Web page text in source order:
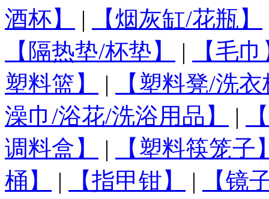
酒杯】
| 【烟灰缸/花瓶】
【隔热垫/杯垫】
|
【毛
塑料篮】
|
【塑料凳/洗
澡巾/浴花/洗浴用品】
|
调料盒】
|
【塑料筷笼子
桶】
| 【指甲钳】 |
【镜